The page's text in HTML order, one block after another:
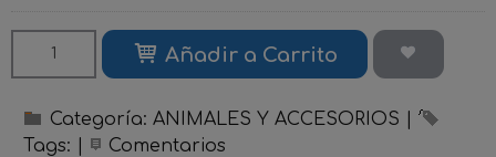
Añadir a Carrito
Categoría: ANIMALES Y ACCESORIOS
Tags:
Comentarios